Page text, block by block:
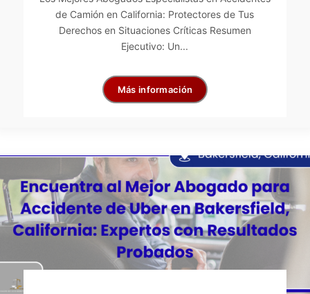
de Camión en California: Protectores de Tus
Derechos en Situaciones Críticas Resumen
Ejecutivo: Un...
Más información